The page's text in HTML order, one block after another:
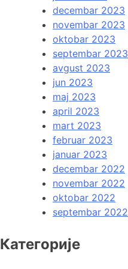
decembar 2023
novembar 2023
oktobar 2023
septembar 2023
avgust 2023
jun 2023
maj 2023
april 2023
mart 2023
februar 2023
januar 2023
decembar 2022
novembar 2022
oktobar 2022
septembar 2022
Категорије